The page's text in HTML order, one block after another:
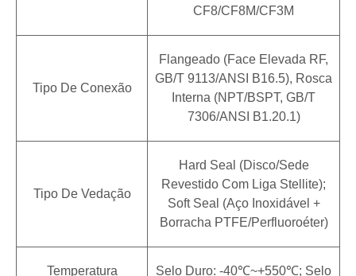
CF8/CF8M/CF3M
Tipo De Conexão
Flangeado (face Elevada RF,
GB/T 9113/ANSI B16.5), Rosca
Interna (NPT/BSPT, GB/T
7306/ANSI B1.20.1)
Tipo De Vedação
Hard Seal (disco/sede
Revestido Com Liga Stellite);
Soft Seal (aço Inoxidável +
Borracha PTFE/perfluoroéter)
Temperatura Selo Duro: -40℃~+550℃; Selo